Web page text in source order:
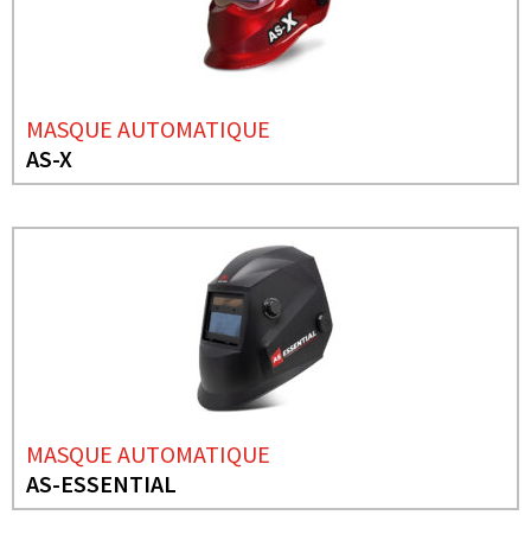
MASQUE AUTOMATIQUE
AS-X
MASQUE AUTOMATIQUE
AS-ESSENTIAL